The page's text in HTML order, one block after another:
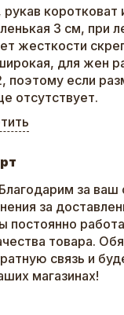
коротковат
3 см, при
жесткости
для жен
поэтому если
отсутствует.
за ваш
за
постоянно
товара.
связь и
магазинах!